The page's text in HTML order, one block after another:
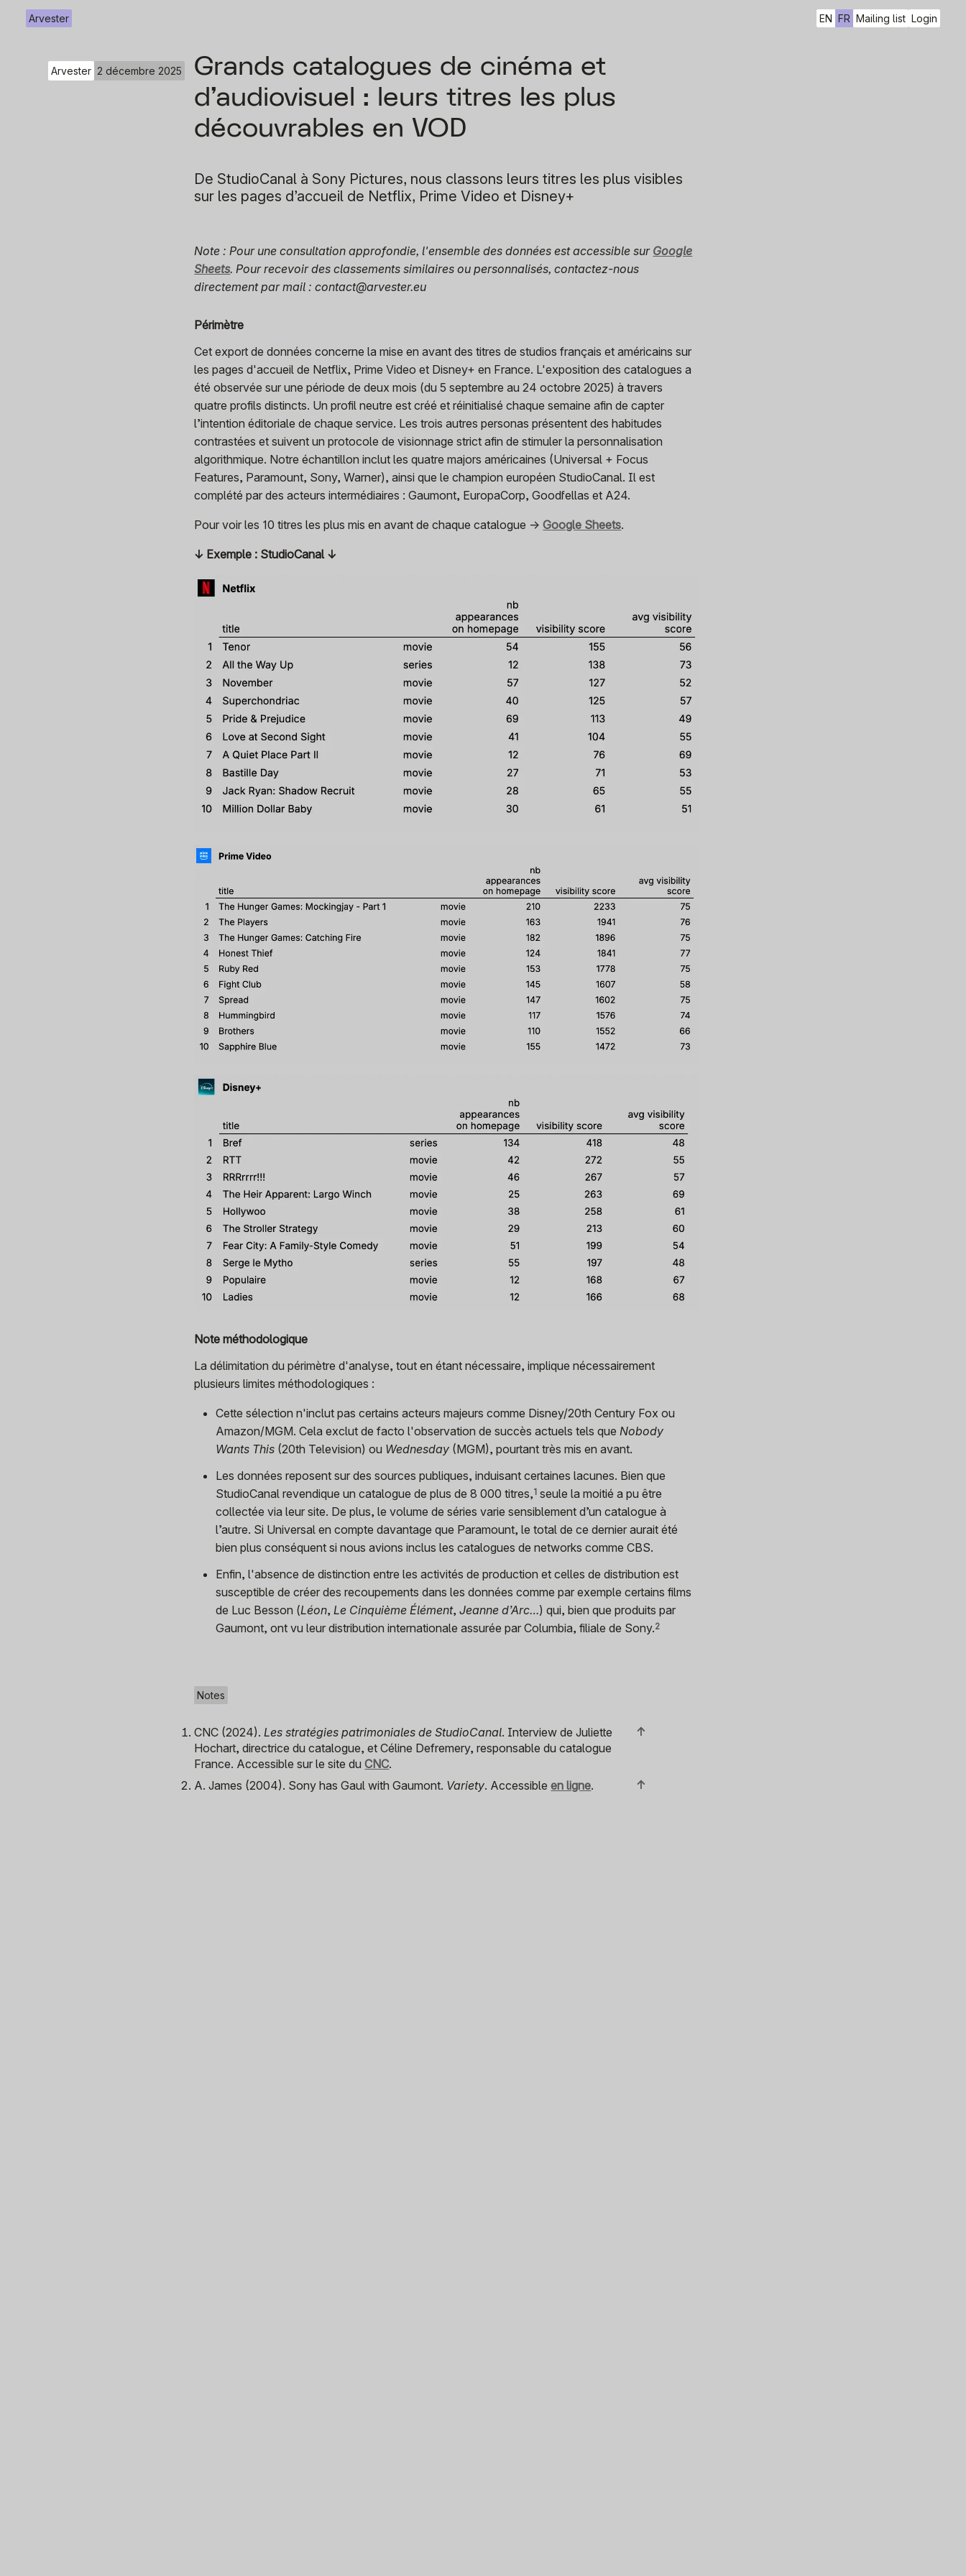
Arvester EN FR Mailing list Login
Grands catalogues de cinéma et
d’audiovisuel : leurs titres les plus
découvrables en VOD
De StudioCanal à Sony Pictures, nous classons leurs titres les plus visibles
sur les pages d’accueil de Netflix, Prime Video et Disney+
Arvester 2 décembre 2025
Note : Pour une consultation approfondie, l'ensemble des données est accessible sur Google
Sheets. Pour recevoir des classements similaires ou personnalisés, contactez-nous
directement par mail : contact@arvester.eu
Périmètre
Cet export de données concerne la mise en avant des titres de studios français et américains sur
les pages d'accueil de Netflix, Prime Video et Disney+ en France. L'exposition des catalogues a
été observée sur une période de deux mois (du 5 septembre au 24 octobre 2025) à travers
quatre profils distincts. Un profil neutre est créé et réinitialisé chaque semaine afin de capter
l’intention éditoriale de chaque service. Les trois autres personas présentent des habitudes
contrastées et suivent un protocole de visionnage strict afin de stimuler la personnalisation
algorithmique. Notre échantillon inclut les quatre majors américaines (Universal + Focus
Features, Paramount, Sony, Warner), ainsi que le champion européen StudioCanal. Il est
complété par des acteurs intermédiaires : Gaumont, EuropaCorp, Goodfellas et A24.
Pour voir les 10 titres les plus mis en avant de chaque catalogue →Google Sheets.
↓ Exemple : StudioCanal ↓
Note méthodologique
La délimitation du périmètre d'analyse, tout en étant nécessaire, implique nécessairement
plusieurs limites méthodologiques :
Cette sélection n'inclut pas certains acteurs majeurs comme Disney/20th Century Fox ou
Amazon/MGM. Cela exclut de facto l'observation de succès actuels tels que Nobody
Wants This (20th Television) ou Wednesday (MGM), pourtant très mis en avant.
Les données reposent sur des sources publiques, induisant certaines lacunes. Bien que
StudioCanal revendique un catalogue de plus de 8 000titres,1 seule la moitié a pu être
collectée via leur site. De plus, le volume de séries varie sensiblement d’un catalogue à
l’autre. Si Universal en compte davantage que Paramount, le total de ce dernier aurait été
bien plus conséquent si nous avions inclus les catalogues de networks comme CBS.
Enfin, l'absence de distinction entre les activités de production et celles de distribution est
susceptible de créer des recoupements dans les données comme par exemple certains films
de Luc Besson (Léon, Le Cinquième Élément,Jeanne d’Arc…) qui, bien que produits par
Gaumont, ont vu leur distribution internationale assurée par Columbia, filiale de Sony.2
Notes
↑
CNC (2024). Les stratégies patrimoniales de StudioCanal. Interview de Juliette
Hochart, directrice du catalogue, et Céline Defremery, responsable du catalogue
France. Accessible sur le site duCNC.
↑
A. James (2004). Sony has Gaul with Gaumont. Variety. Accessibleen ligne.